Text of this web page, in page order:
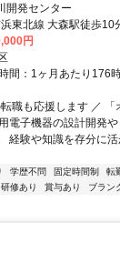
発センター
東北線 大森駅徒歩10
円
間：1ヶ月あたり176
職も応援します ／
電子機器の設計開発
経験や知識を存分に
学歴不問 固定時間制 転
研修あり 賞与あり ブラン